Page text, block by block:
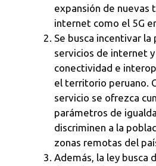
expansión de nuevas
internet como el 5G
Se busca incentivar la
servicios de internet
conectividad e
el territorio peruano.
servicio se ofrezca
parámetros de
discriminen a la
zonas remotas del
Además, la ley busca